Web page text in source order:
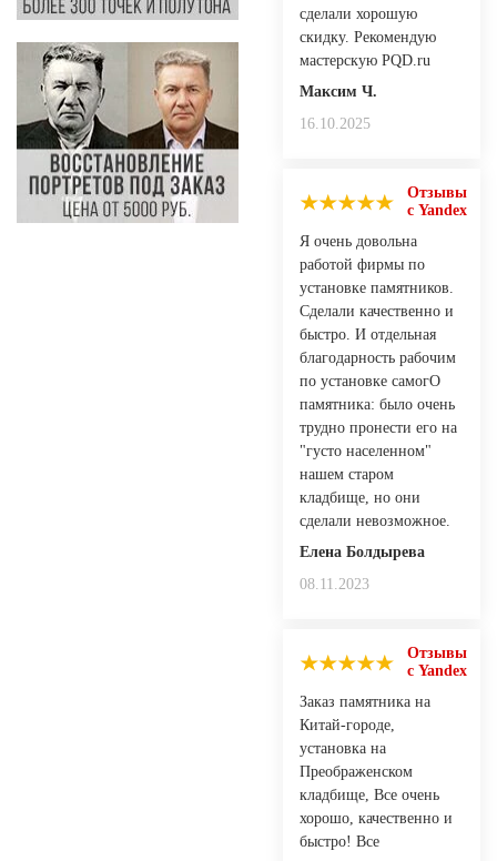
сделали хорошую
скидку. Рекомендую
мастерскую PQD.ru
Максим Ч.
16.10.2025
Отзывы
с Yandex
Я очень довольна
работой фирмы по
установке памятников.
Сделали качественно и
быстро. И отдельная
благодарность рабочим
по установке самогО
памятника: было очень
трудно пронести его на
"густо населенном"
нашем старом
кладбище, но они
сделали невозможное.
Елена Болдырева
08.11.2023
Отзывы
с Yandex
Заказ памятника на
Китай-городе,
установка на
Преображенском
кладбище, Все очень
хорошо, качественно и
быстро! Все